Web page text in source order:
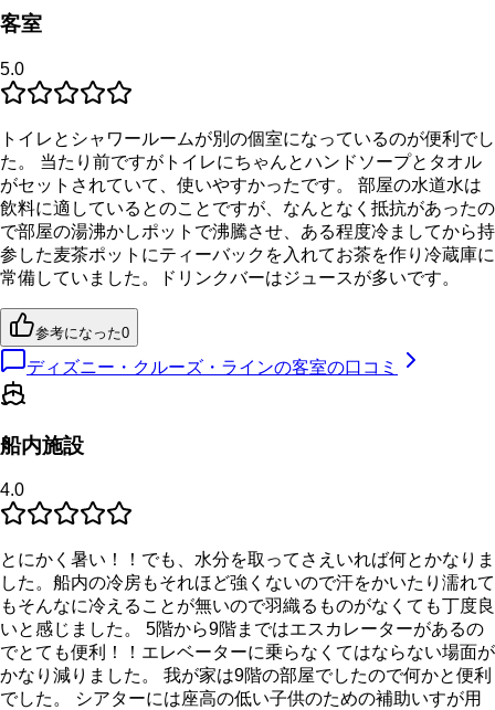
客室
5.0
トイレとシャワールームが別の個室になっているのが便利でし
た。 当たり前ですがトイレにちゃんとハンドソープとタオル
がセットされていて、使いやすかったです。 部屋の水道水は
飲料に適しているとのことですが、なんとなく抵抗があったの
で部屋の湯沸かしポットで沸騰させ、ある程度冷ましてから持
参した麦茶ポットにティーバックを入れてお茶を作り冷蔵庫に
常備していました。ドリンクバーはジュースが多いです。
参考になった0
ディズニー・クルーズ・ラインの客室の口コミ
船内施設
4.0
とにかく暑い！！でも、水分を取ってさえいれば何とかなりま
した。船内の冷房もそれほど強くないので汗をかいたり濡れて
もそんなに冷えることが無いので羽織るものがなくても丁度良
いと感じました。 5階から9階まではエスカレーターがあるの
でとても便利！！エレベーターに乗らなくてはならない場面が
かなり減りました。 我が家は9階の部屋でしたので何かと便利
でした。 シアターには座高の低い子供のための補助いすが用